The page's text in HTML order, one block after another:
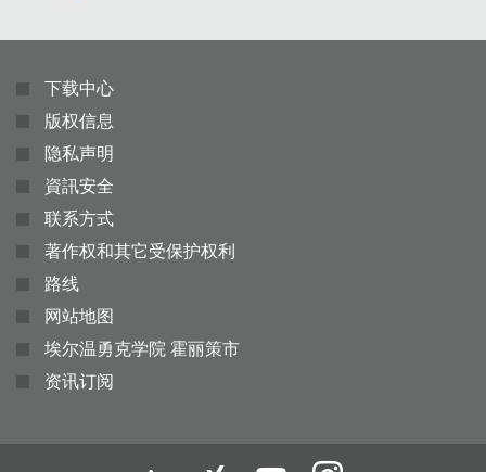
下载中心
版权信息
隐私声明
資訊安全
联系方式
著作权和其它受保护权利
路线
网站地图
埃尔温勇克学院 霍丽策市
资讯订阅